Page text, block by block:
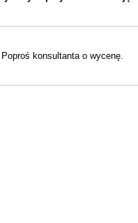
Poproś konsultanta o wycenę.